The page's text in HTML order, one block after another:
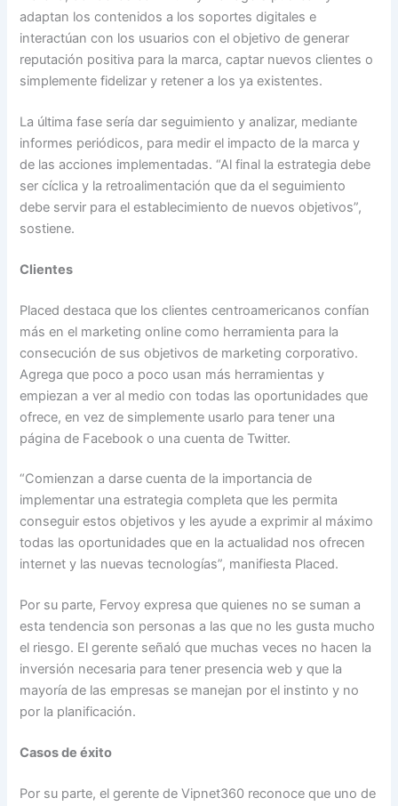
adaptan los contenidos a los soportes digitales e
interactúan con los usuarios con el objetivo de generar
reputación positiva para la marca, captar nuevos clientes o
simplemente fidelizar y retener a los ya existentes.
La última fase sería dar seguimiento y analizar, mediante
informes periódicos, para medir el impacto de la marca y
de las acciones implementadas. “Al final la estrategia debe
ser cíclica y la retroalimentación que da el seguimiento
debe servir para el establecimiento de nuevos objetivos”,
sostiene.
Clientes
Placed destaca que los clientes centroamericanos confían
más en el marketing online como herramienta para la
consecución de sus objetivos de marketing corporativo.
Agrega que poco a poco usan más herramientas y
empiezan a ver al medio con todas las oportunidades que
ofrece, en vez de simplemente usarlo para tener una
página de Facebook o una cuenta de Twitter.
“Comienzan a darse cuenta de la importancia de
implementar una estrategia completa que les permita
conseguir estos objetivos y les ayude a exprimir al máximo
todas las oportunidades que en la actualidad nos ofrecen
internet y las nuevas tecnologías”, manifiesta Placed.
Por su parte, Fervoy expresa que quienes no se suman a
esta tendencia son personas a las que no les gusta mucho
el riesgo. El gerente señaló que muchas veces no hacen la
inversión necesaria para tener presencia web y que la
mayoría de las empresas se manejan por el instinto y no
por la planificación.
Casos de éxito
Por su parte, el gerente de Vipnet360 reconoce que uno de